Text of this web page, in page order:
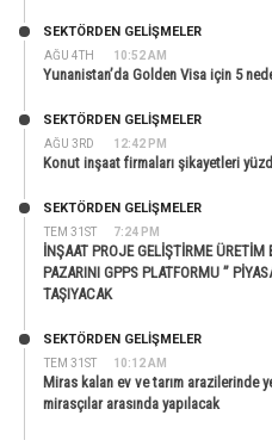
AĞU 4TH 10:52 AM
SEKTÖRDEN GELIŞMELER
Yunanistan’da Golden Visa için 5
AĞU 3RD 12:42 PM
SEKTÖRDEN GELIŞMELER
Konut inşaat firmaları şikayetleri
TEM 31ST 7:24 PM
SEKTÖRDEN GELIŞMELER
İNŞAAT PROJE GELİŞTİRME
PAZARINI GPPS PLATFORMU ”
TAŞIYACAK
TEM 31ST 10:12 AM
SEKTÖRDEN GELIŞMELER
Miras kalan ev ve tarım arazilerinde
mirasçılar arasında yapılacak